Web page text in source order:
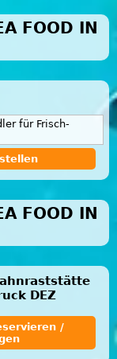
FOOD IN
für Frisch-
FOOD IN
DEZ
/